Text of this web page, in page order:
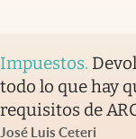
Impuestos.
todo lo que hay
requisitos de
José Luis Ceteri